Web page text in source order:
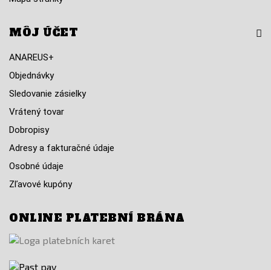
MÔJ ÚČET
ANAREUS+
Objednávky
Sledovanie zásielky
Vrátený tovar
Dobropisy
Adresy a fakturačné údaje
Osobné údaje
Zľavové kupóny
ONLINE PLATEBNÍ BRÁNA